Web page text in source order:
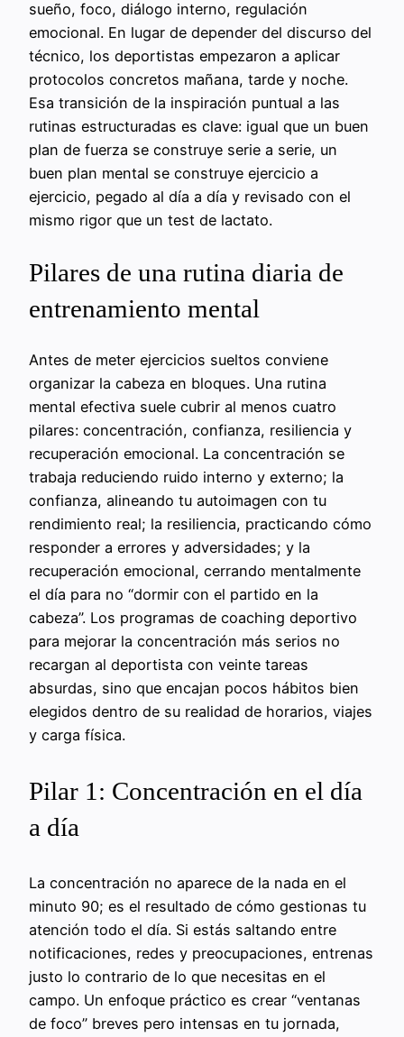
sueño, foco, diálogo interno, regulación
emocional. En lugar de depender del discurso del
técnico, los deportistas empezaron a aplicar
protocolos concretos mañana, tarde y noche.
Esa transición de la inspiración puntual a las
rutinas estructuradas es clave: igual que un buen
plan de fuerza se construye serie a serie, un
buen plan mental se construye ejercicio a
ejercicio, pegado al día a día y revisado con el
mismo rigor que un test de lactato.
Pilares de una rutina diaria de
entrenamiento mental
Antes de meter ejercicios sueltos conviene
organizar la cabeza en bloques. Una rutina
mental efectiva suele cubrir al menos cuatro
pilares: concentración, confianza, resiliencia y
recuperación emocional. La concentración se
trabaja reduciendo ruido interno y externo; la
confianza, alineando tu autoimagen con tu
rendimiento real; la resiliencia, practicando cómo
responder a errores y adversidades; y la
recuperación emocional, cerrando mentalmente
el día para no “dormir con el partido en la
cabeza”. Los programas de coaching deportivo
para mejorar la concentración más serios no
recargan al deportista con veinte tareas
absurdas, sino que encajan pocos hábitos bien
elegidos dentro de su realidad de horarios, viajes
y carga física.
Pilar 1: Concentración en el día
a día
La concentración no aparece de la nada en el
minuto 90; es el resultado de cómo gestionas tu
atención todo el día. Si estás saltando entre
notificaciones, redes y preocupaciones, entrenas
justo lo contrario de lo que necesitas en el
campo. Un enfoque práctico es crear “ventanas
de foco” breves pero intensas en tu jornada,